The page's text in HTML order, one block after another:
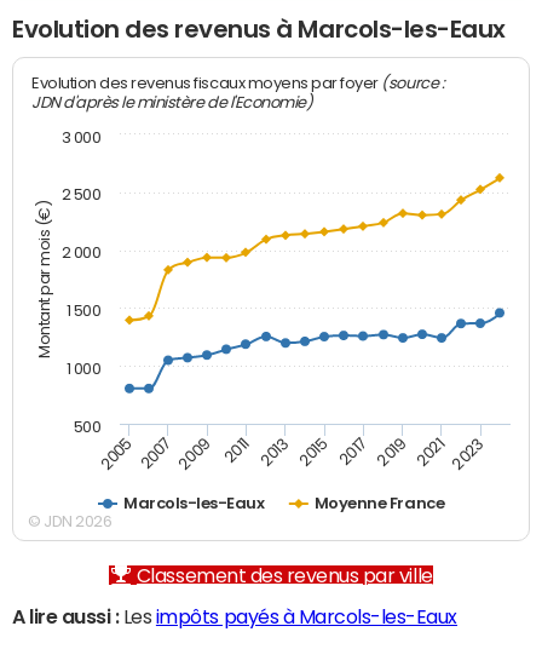
Evolution des revenus à Marcols-les-Eaux
Montant par mois (€)
Evolution des revenus fiscaux moyens par foyer (source :
JDN d'après le ministère de l'Economie)
Marcols-les-Eaux Moyenne France
2005 2007 2009 2011 2013 2015 2017 2019 2021 2023
500
1 000
1 500
2 000
2 500
3 000
© JDN 2026
Classement des revenus par ville
A lire aussi :Les impôts payés à Marcols-les-Eaux